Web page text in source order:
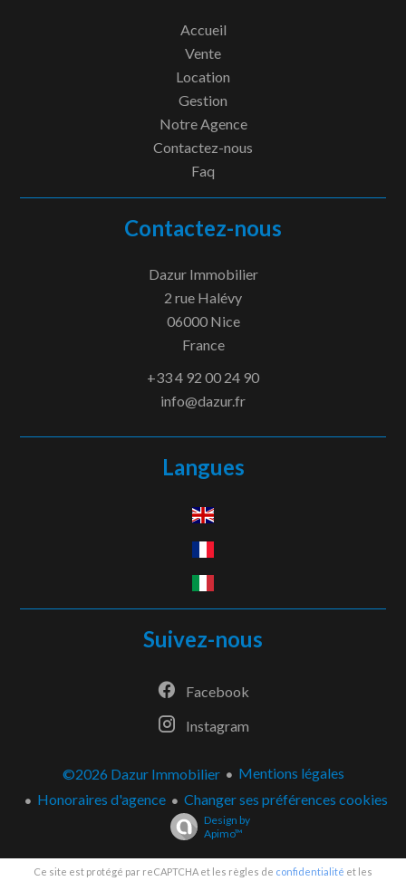
Accueil
Vente
Location
Gestion
Notre Agence
Contactez-nous
Faq
Contactez-nous
Dazur Immobilier
2 rue Halévy
06000Nice
France
+33 4 92 00 24 90
info@dazur.fr
Langues
Suivez-nous
Facebook
Instagram
©2026 Dazur Immobilier
Mentions légales
Honoraires d'agence
Changer ses préférences cookies
Design by
Apimo™
Ce site est protégé par reCAPTCHA et les règles de confidentialité et les